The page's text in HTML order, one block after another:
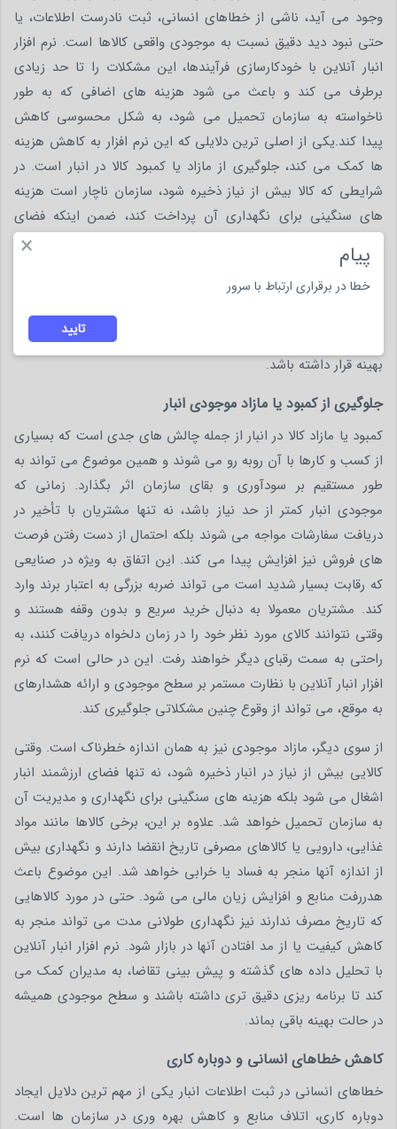
وجود می آید، ناشی از خطاهای انسانی، ثبت نادرست اطلاعات، یا
حتی نبود دید دقیق نسبت به موجودی واقعی کالاها است. نرم افزار
انبار آنلاین با خودکارسازی فرآیندها، این مشکلات را تا حد زیادی
برطرف می کند و باعث می شود هزینه های اضافی که به طور
ناخواسته به سازمان تحمیل می شود، به شکل محسوسی کاهش
پیدا کند.یکی از اصلی ترین دلایلی که این نرم افزار به کاهش هزینه
ها کمک می کند، جلوگیری از مازاد یا کمبود کالا در انبار است. در
شرایطی که کالا بیش از نیاز ذخیره شود، سازمان ناچار است هزینه
های سنگینی برای نگهداری آن پرداخت کند، ضمن اینکه فضای
ارزشمند انبار نیز بیهوده اشغال می شود. از سوی دیگر، اگر موجودی
کمتر از نیاز باشد، کسب و کار با مشکلاتی مانند نارضایتی مشتری، از
دست رفتن فرصت های فروش و حتی توقف خط تولید مواجه خواهد
شد. نرم افزار انبار آنلاین با کنترل موجودی به صورت لحظه ای، این
مشکلات را از بین می برد و موجب می شود انبار همواره در وضعیت
بهینه قرار داشته باشد.
جلوگیری از کمبود یا مازاد موجودی انبار
کمبود یا مازاد کالا در انبار از جمله چالش های جدی است که بسیاری
از کسب و کارها با آن روبه رو می شوند و همین موضوع می تواند به
طور مستقیم بر سودآوری و بقای سازمان اثر بگذارد. زمانی که
موجودی انبار کمتر از حد نیاز باشد، نه تنها مشتریان با تأخیر در
دریافت سفارشات مواجه می شوند بلکه احتمال از دست رفتن فرصت
های فروش نیز افزایش پیدا می کند. این اتفاق به ویژه در صنایعی
که رقابت بسیار شدید است می تواند ضربه بزرگی به اعتبار برند وارد
کند. مشتریان معمولا به دنبال خرید سریع و بدون وقفه هستند و
وقتی نتوانند کالای مورد نظر خود را در زمان دلخواه دریافت کنند، به
راحتی به سمت رقبای دیگر خواهند رفت. این در حالی است که نرم
افزار انبار آنلاین با نظارت مستمر بر سطح موجودی و ارائه هشدارهای
به موقع، می تواند از وقوع چنین مشکلاتی جلوگیری کند.
از سوی دیگر، مازاد موجودی نیز به همان اندازه خطرناک است. وقتی
کالایی بیش از نیاز در انبار ذخیره شود، نه تنها فضای ارزشمند انبار
اشغال می شود بلکه هزینه های سنگینی برای نگهداری و مدیریت آن
به سازمان تحمیل خواهد شد. علاوه بر این، برخی کالاها مانند مواد
غذایی، دارویی یا کالاهای مصرفی تاریخ انقضا دارند و نگهداری بیش
از اندازه آنها منجر به فساد یا خرابی خواهد شد. این موضوع باعث
هدررفت منابع و افزایش زیان مالی می شود. حتی در مورد کالاهایی
که تاریخ مصرف ندارند نیز نگهداری طولانی مدت می تواند منجر به
کاهش کیفیت یا از مد افتادن آنها در بازار شود. نرم افزار انبار آنلاین
با تحلیل داده های گذشته و پیش بینی تقاضا، به مدیران کمک می
کند تا برنامه ریزی دقیق تری داشته باشند و سطح موجودی همیشه
در حالت بهینه باقی بماند.
کاهش خطاهای انسانی و دوباره‌ کاری
خطاهای انسانی در ثبت اطلاعات انبار یکی از مهم ترین دلایل ایجاد
دوباره کاری، اتلاف منابع و کاهش بهره وری در سازمان ها است.
× پیام
خطا در برقراری ارتباط با سرور
تایید